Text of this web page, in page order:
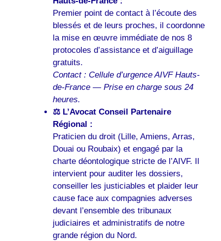
Premier point de contact à l’écoute des
blessés et de leurs proches, il coordonne
la mise en œuvre immédiate de nos 8
protocoles d’assistance et d’aiguillage
gratuits.
Contact : Cellule d’urgence AIVF Hauts-
de-France — Prise en charge sous 24
heures.
⚖️ L’Avocat Conseil Partenaire
Régional :
Praticien du droit (Lille, Amiens, Arras,
Douai ou Roubaix) et engagé par la
charte déontologique stricte de l’AIVF. Il
intervient pour auditer les dossiers,
conseiller les justiciables et plaider leur
cause face aux compagnies adverses
devant l’ensemble des tribunaux
judiciaires et administratifs de notre
grande région du Nord.